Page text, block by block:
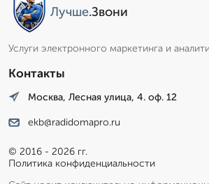
Лучше.Звони
Услуги электронного маркетинга и
Контакты
Москва, Лесная улица, 4. оф. 12
ekb@radidomapro.ru
© 2016 - 2026 гг.
Политика конфиденциальности